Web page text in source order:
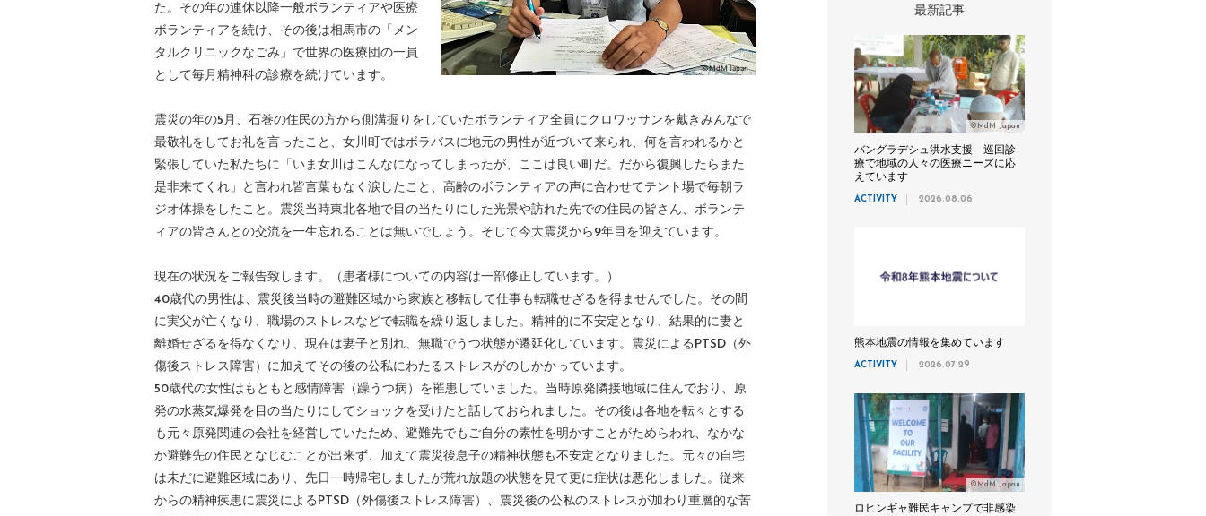
た。その年の連休以降一般ボランティアや医療
ボランティアを続け、その後は相馬市の「メン
タルクリニックなごみ」で世界の医療団の一員
として毎月精神科の診療を続けています。
震災の年の5月、石巻の住民の方から側溝掘りをしていたボランティア全員にクロワッサンを戴きみんなで
最敬礼をしてお礼を言ったこと、女川町ではボラバスに地元の男性が近づいて来られ、何を言われるかと
緊張していた私たちに「いま女川はこんなになってしまったが、ここは良い町だ。だから復興したらまた
是非来てくれ」と言われ皆言葉もなく涙したこと、高齢のボランティアの声に合わせてテント場で毎朝ラ
ジオ体操をしたこと。震災当時東北各地で目の当たりにした光景や訪れた先での住民の皆さん、ボランテ
ィアの皆さんとの交流を一生忘れることは無いでしょう。そして今大震災から9年目を迎えています。
現在の状況をご報告致します。（患者様についての内容は一部修正しています。）
40歳代の男性は、震災後当時の避難区域から家族と移転して仕事も転職せざるを得ませんでした。その間
に実父が亡くなり、職場のストレスなどで転職を繰り返しました。精神的に不安定となり、結果的に妻と
離婚せざるを得なくなり、現在は妻子と別れ、無職でうつ状態が遷延化しています。震災によるPTSD（外
傷後ストレス障害）に加えてその後の公私にわたるストレスがのしかかっています。
50歳代の女性はもともと感情障害（躁うつ病）を罹患していました。当時原発隣接地域に住んでおり、原
発の水蒸気爆発を目の当たりにしてショックを受けたと話しておられました。その後は各地を転々とする
も元々原発関連の会社を経営していたため、避難先でもご自分の素性を明かすことがためらわれ、なかな
か避難先の住民となじむことが出来ず、加えて震災後息子の精神状態も不安定となりました。元々の自宅
は未だに避難区域にあり、先日一時帰宅しましたが荒れ放題の状態を見て更に症状は悪化しました。従来
からの精神疾患に震災によるPTSD（外傷後ストレス障害）、震災後の公私のストレスが加わり重層的な苦
最新記事
©MdM Japan
バングラデシュ洪水支援 巡回診
療で地域の人々の医療ニーズに応
えています
ACTIVITY 2026.08.06
熊本地震の情報を集めています
ACTIVITY 2026.07.29
©MdM Japan
ロヒンギャ難民キャンプで非感染